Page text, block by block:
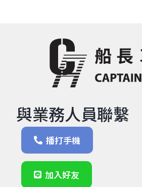
與業務人員聯繫
播打手機
加入好友